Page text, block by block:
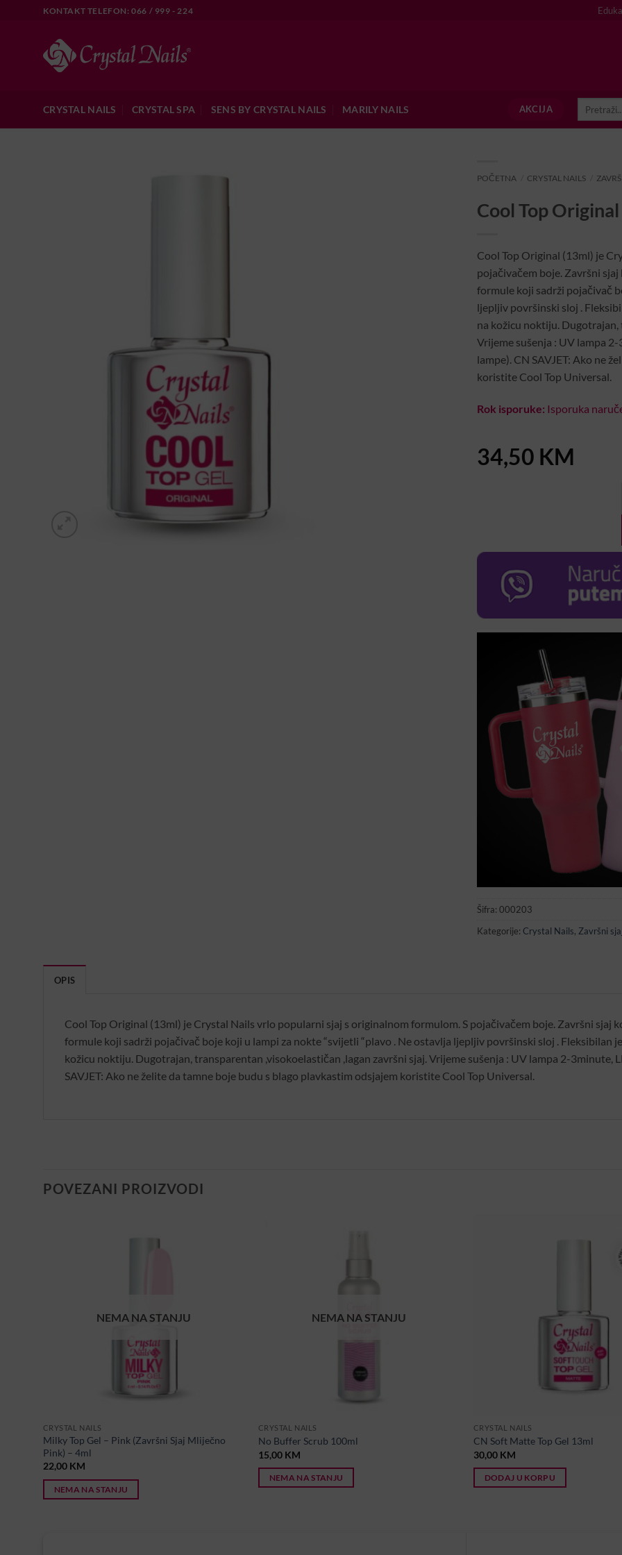
KONTAKT TELEFON: 066 / 999 - 224
CRYSTAL NAILS CRYSTAL SPA SENS BY CRYSTAL NAILS MARILY NAILS AKCIJA
POČETNA CRYSTAL NAILS
Cool Top
Cool Top Original (13ml) je
pojačivačem boje. Završni
formule koji sadrži pojačivač
ljepljiv površinski sloj .
na kožicu noktiju.
Vrijeme sušenja : UV lampa
lampe). CN SAVJET: Ako ne
koristite Cool Top Universal.
Rok isporuke: Isporuka
34,50 KM
Šifra: 000203
Kategorije: Crystal Nails, Završni
OPIS
Cool Top Original (13ml) je Crystal Nails vrlo popularni sjaj s originalnom formulom. S pojačivačem boje. Završni sjaj
formule koji sadrži pojačivač boje koji u lampi za nokte “svijetli “plavo . Ne ostavlja ljepljiv površinski sloj . Fleksibilan
kožicu noktiju. Dugotrajan, transparentan ,visokoelastičan ,lagan završni sjaj. Vrijeme sušenja : UV lampa 2-3minute,
SAVJET: Ako ne želite da tamne boje budu s blago plavkastim odsjajem koristite Cool Top Universal.
POVEZANI PROIZVODI
NEMA NA STANJU
CRYSTAL NAILS
Milky Top Gel – Pink (Završni Sjaj Mliječno
Pink) – 4ml
22,00 KM
NEMA NA STANJU
NEMA NA STANJU
CRYSTAL NAILS
No Buffer Scrub 100ml
15,00 KM
NEMA NA STANJU
CRYSTAL NAILS
CN Soft Matte Top Gel 13ml
30,00 KM
DODAJ U KORPU